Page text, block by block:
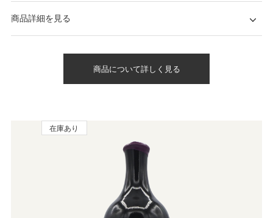
商品詳細を見る
商品について詳しく見る
在庫あり